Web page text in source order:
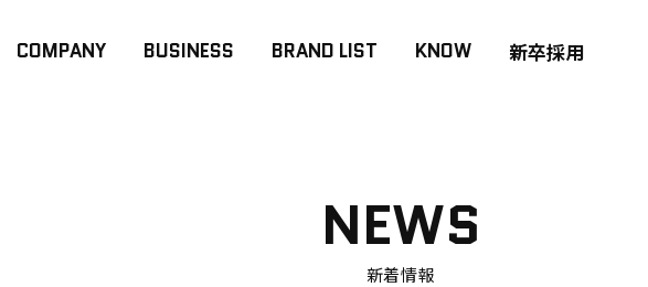
COMPANY BUSINESS BRAND LIST KNOW 新卒採用
NEWS
新着情報